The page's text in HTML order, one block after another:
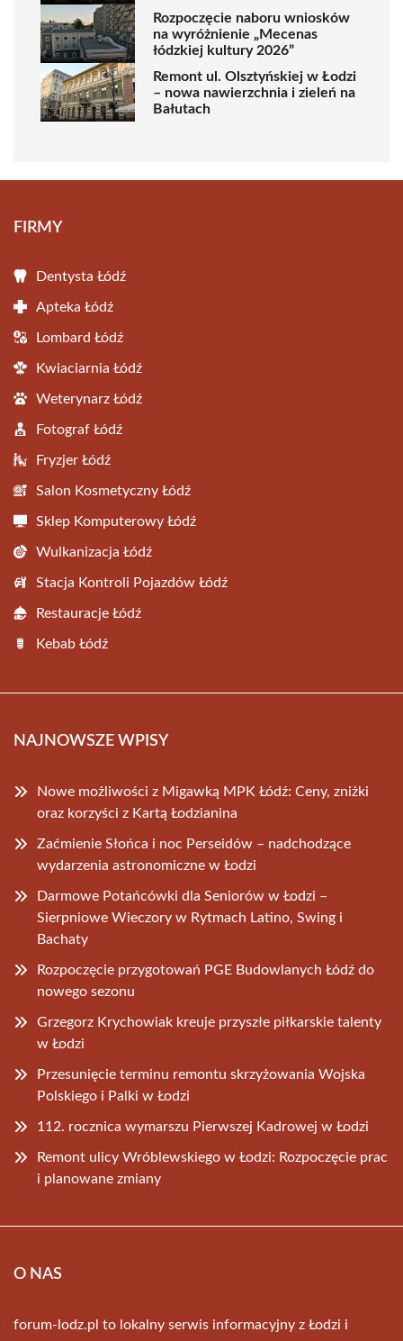
Rozpoczęcie naboru wniosków
na wyróżnienie „Mecenas
łódzkiej kultury 2026”
Remont ul. Olsztyńskiej w Łodzi
– nowa nawierzchnia i zieleń na
Bałutach
FIRMY
Dentysta Łódź
Apteka Łódź
Lombard Łódź
Kwiaciarnia Łódź
Weterynarz Łódź
Fotograf Łódź
Fryzjer Łódź
Salon Kosmetyczny Łódź
Sklep Komputerowy Łódź
Wulkanizacja Łódź
Stacja Kontroli Pojazdów Łódź
Restauracje Łódź
Kebab Łódź
NAJNOWSZE WPISY
Nowe możliwości z Migawką MPK Łódź: Ceny, zniżki
oraz korzyści z Kartą Łodzianina
Zaćmienie Słońca i noc Perseidów – nadchodzące
wydarzenia astronomiczne w Łodzi
Darmowe Potańcówki dla Seniorów w Łodzi –
Sierpniowe Wieczory w Rytmach Latino, Swing i
Bachaty
Rozpoczęcie przygotowań PGE Budowlanych Łódź do
nowego sezonu
Grzegorz Krychowiak kreuje przyszłe piłkarskie talenty
w Łodzi
Przesunięcie terminu remontu skrzyżowania Wojska
Polskiego i Palki w Łodzi
112. rocznica wymarszu Pierwszej Kadrowej w Łodzi
Remont ulicy Wróblewskiego w Łodzi: Rozpoczęcie prac
i planowane zmiany
O NAS
forum-lodz.pl to lokalny serwis informacyjny z Łodzi i